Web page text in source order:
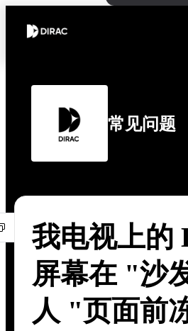
常见问题
我电视上的
屏幕在 "沙
人 "页面前